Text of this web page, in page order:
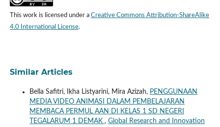
This work is licensed under a Creative Commons Attribution-ShareAlike
4.0 International License.
Similar Articles
Bella Safitri, Ikha Listyarini, Mira Azizah, PENGGUNAAN
MEDIA VIDEO ANIMASI DALAM PEMBELAJARAN
MEMBACA PERMUL AAN DI KELAS 1 SD NEGERI
TEGALARUM 1 DEMAK , Global Research and Innovation